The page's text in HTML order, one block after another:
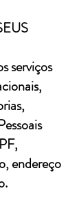
serviços
endereço